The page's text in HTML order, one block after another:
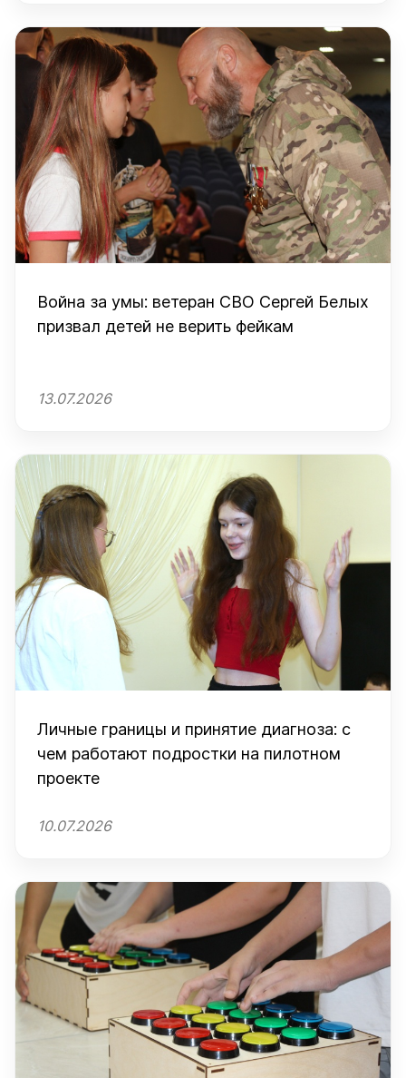
Война за умы: ветеран СВО Сергей Белых
призвал детей не верить фейкам
13.07.2026
Личные границы и принятие диагноза: с
чем работают подростки на пилотном
10.07.2026